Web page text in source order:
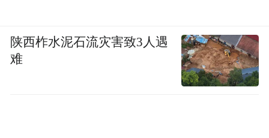
陕西柞水泥石流灾害致3人遇
难